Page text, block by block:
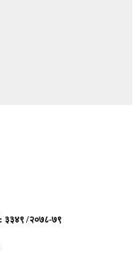
: ३३४९ /२०७८-७९